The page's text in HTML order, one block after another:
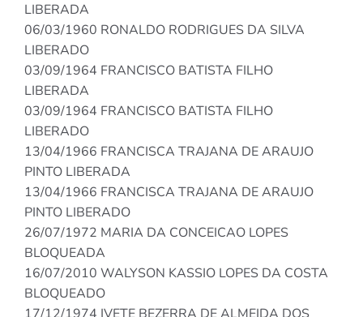
LIBERADA
06/03/1960 RONALDO RODRIGUES DA SILVA
LIBERADO
03/09/1964 FRANCISCO BATISTA FILHO
LIBERADA
03/09/1964 FRANCISCO BATISTA FILHO
LIBERADO
13/04/1966 FRANCISCA TRAJANA DE ARAUJO
PINTO LIBERADA
13/04/1966 FRANCISCA TRAJANA DE ARAUJO
PINTO LIBERADO
26/07/1972 MARIA DA CONCEICAO LOPES
BLOQUEADA
16/07/2010 WALYSON KASSIO LOPES DA COSTA
BLOQUEADO